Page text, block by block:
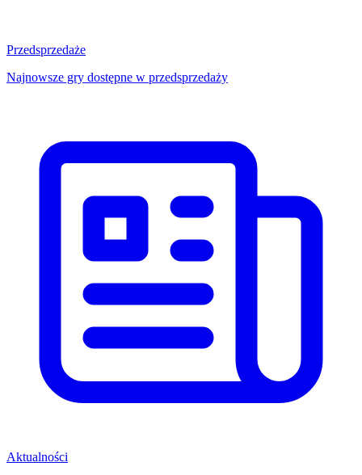
Przedsprzedaże
Najnowsze gry dostępne w przedsprzedaży
Aktualności